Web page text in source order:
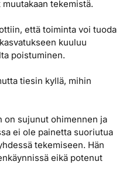
tekemistä.
että toiminta voi tuoda
kuuluu
poistuminen.
tiesin kyllä, mihin
on sujunut ohimennen ja
ei ole painetta suoriutua
tekemiseen. Hän
eikä potenut